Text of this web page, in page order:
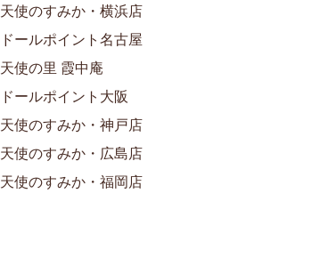
天使のすみか・横浜店
ドールポイント名古屋
天使の里 霞中庵
ドールポイント大阪
天使のすみか・神戸店
天使のすみか・広島店
天使のすみか・福岡店